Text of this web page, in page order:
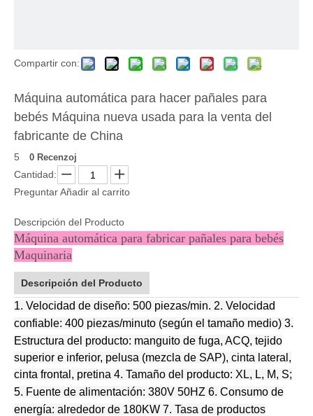
Compartir con:
Máquina automática para hacer pañales para
bebés Máquina nueva usada para la venta del
fabricante de China
5 0 Recenzoj
Cantidad:
PreguntarAñadir al carrito
Descripción del Producto
Máquina automática para fabricar pañales para bebés
Maquinaria
Descripción del Producto
1. Velocidad de diseño: 500 piezas/min. 2. Velocidad
confiable: 400 piezas/minuto (según el tamaño medio) 3.
Estructura del producto: manguito de fuga, ACQ, tejido
superior e inferior, pelusa (mezcla de SAP), cinta lateral,
cinta frontal, pretina 4. Tamaño del producto: XL, L, M, S;
5. Fuente de alimentación: 380V 50HZ 6. Consumo de
energía: alrededor de 180KW 7. Tasa de productos